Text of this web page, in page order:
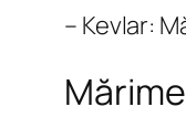
– Kevlar: